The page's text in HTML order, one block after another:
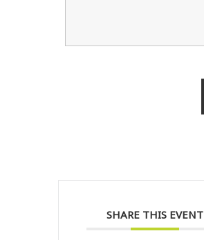
SHARE THIS EVENT